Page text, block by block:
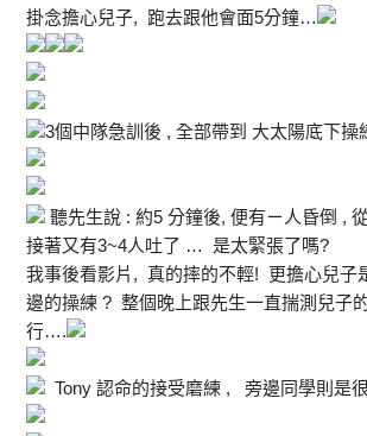
掛念擔心兒子, 跑去跟他會面5分鐘…
3個中隊急訓後 , 全部帶到 大太陽底下
聽先生說 : 約5 分鐘後, 便有ㄧ人昏倒 ,
接著又有3~4人吐了 … 是太緊張了嗎?
我事後看影片, 真的摔的不輕! 更擔心兒子
邊的操練 ? 整個晚上跟先生一直揣測兒子
行….
Tony 認命的接受磨練 , 旁邊同學則是